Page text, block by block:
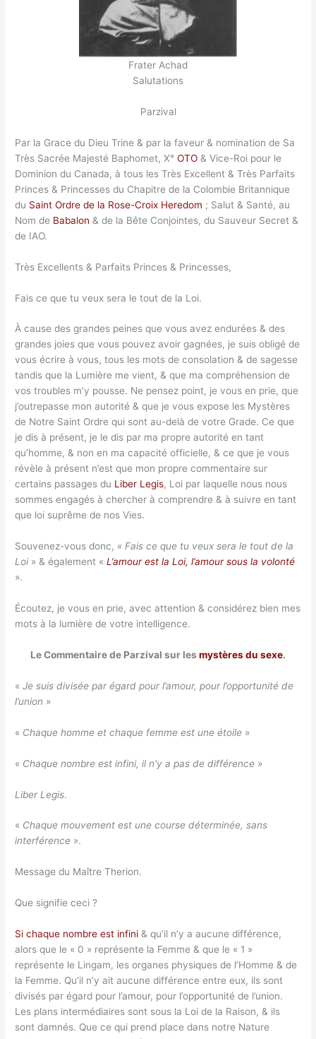
Frater Achad
Salutations
Parzival
Par la Grace du Dieu Trine & par la faveur & nomination de Sa
Très Sacrée Majesté Baphomet, X°OTO & Vice-Roi pour le
Dominion du Canada, à tous les Très Excellent & Très Parfaits
Princes & Princesses du Chapitre de la Colombie Britannique
du Saint Ordre de la Rose-Croix Heredom ; Salut & Santé, au
Nom de Babalon & de la Bête Conjointes, du Sauveur Secret &
de IAO.
Très Excellents & Parfaits Princes & Princesses,
Fais ce que tu veux sera le tout de la Loi.
À cause des grandes peines que vous avez endurées & des
grandes joies que vous pouvez avoir gagnées, je suis obligé de
vous écrire à vous, tous les mots de consolation & de sagesse
tandis que la Lumière me vient, & que ma compréhension de
vos troubles m’y pousse. Ne pensez point, je vous en prie, que
j’outrepasse mon autorité & que je vous expose les Mystères
de Notre Saint Ordre qui sont au-delà de votre Grade. Ce que
je dis à présent, je le dis par ma propre autorité en tant
qu’homme, & non en ma capacité officielle, & ce que je vous
révèle à présent n’est que mon propre commentaire sur
certains passages du Liber Legis, Loi par laquelle nous nous
sommes engagés à chercher à comprendre & à suivre en tant
que loi suprême de nos Vies.
Souvenez-vous donc, «Fais ce que tu veux sera le tout de la
Loi » & également «L’amour est la Loi, l’amour sous la volonté
».
Écoutez, je vous en prie, avec attention & considérez bien mes
mots à la lumière de votre intelligence.
Le Commentaire de Parzival sur les mystères du sexe.
«Je suis divisée par égard pour l’amour, pour l’opportunité de
l’union »
« Chaque homme et chaque femme est une étoile »
« Chaque nombre est infini, il n’y a pas de différence »
Liber Legis.
« Chaque mouvement est une course déterminée, sans
interférence ».
Message du Maître Therion.
Que signifie ceci ?
Si chaque nombre est infini & qu’il n’y a aucune différence,
alors que le « 0 » représente la Femme & que le « 1 »
représente le Lingam, les organes physiques de l’Homme & de
la Femme. Qu’il n’y ait aucune différence entre eux, ils sont
divisés par égard pour l’amour, pour l’opportunité de l’union.
Les plans intermédiaires sont sous la Loi de la Raison, & ils
sont damnés. Que ce qui prend place dans notre Nature